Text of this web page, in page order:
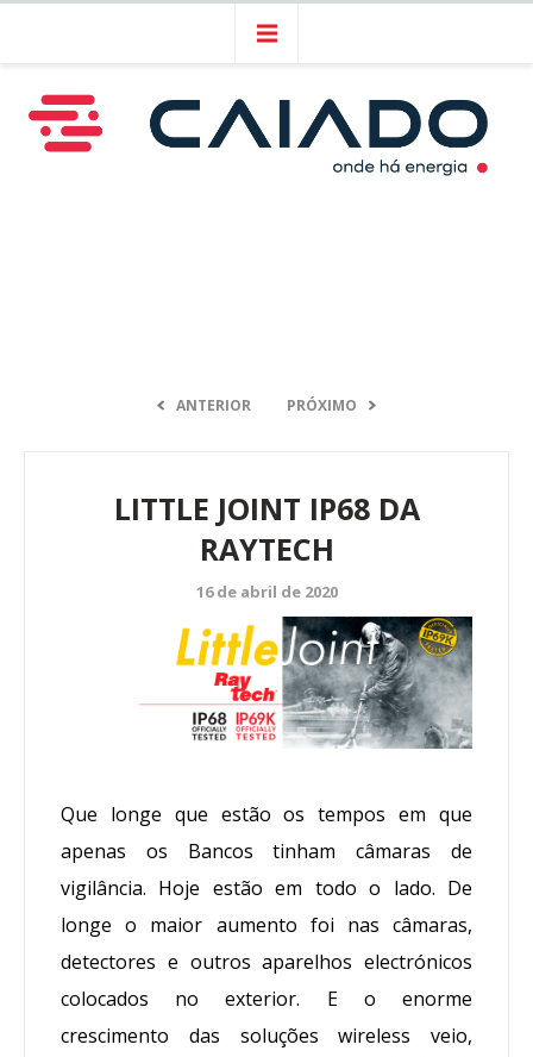
ANTERIOR PRÓXIMO
LITTLE JOINT IP68 DA
RAYTECH
16 de abril de 2020
Que longe que estão os tempos em que
apenas os Bancos tinham câmaras de
vigilância. Hoje estão em todo o lado. De
longe o maior aumento foi nas câmaras,
detectores e outros aparelhos electrónicos
colocados no exterior. E o enorme
crescimento das soluções wireless veio,